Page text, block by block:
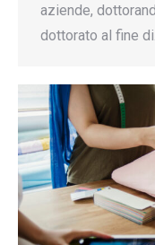
aziende,
dottorato al fine